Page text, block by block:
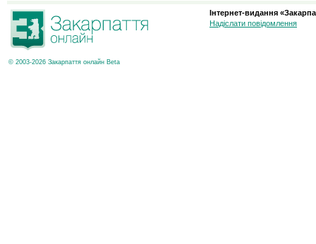
© 2003-2026 Закарпаття онлайн Beta
Інтернет-видання
Надіслати повідомлення